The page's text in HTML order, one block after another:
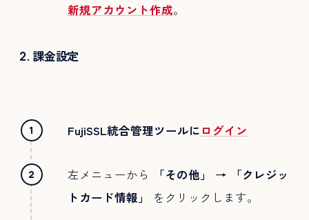
新規アカウント作成。
2. 課金設定
FujiSSL統合管理ツールに ログイン
左メニューから
「その他」 → 「クレジッ
トカード情報」
をクリックします。